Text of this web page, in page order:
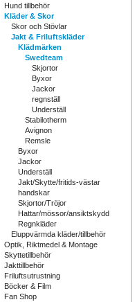
Hund tillbehör
Kläder & Skor
Skor och Stövlar
Jakt & Friluftskläder
Klädmärken
Swedteam
Skjortor
Byxor
Jackor
regnställ
Underställ
Stabilotherm
Avignon
Remsle
Byxor
Jackor
Underställ
Jakt/Skytte/fritids-västar
handskar
Skjortor/Tröjor
Hattar/mössor/ansiktskydd
Regnkläder
Eluppvärmda kläder/tillbehör
Optik, Riktmedel & Montage
Skyttetillbehör
Jakttillbehör
Friluftsutrustning
Böcker & Film
Fan Shop